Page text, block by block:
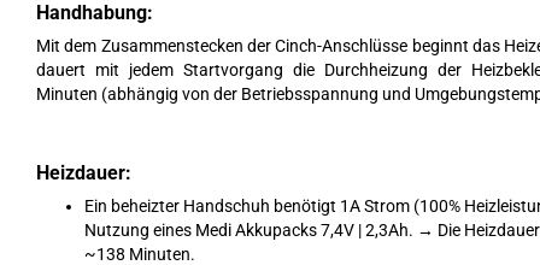
Handhabung:
Mit dem Zusammenstecken der Cinch-Anschlüsse beginnt das
dauert mit jedem Startvorgang die Durchheizung der
Minuten (abhängig von der Betriebsspannung und
Heizdauer:
Ein beheizter Handschuh benötigt 1A Strom (100%
Nutzung eines Medi Akkupacks 7,4V | 2,3Ah. → Die
~138 Minuten.